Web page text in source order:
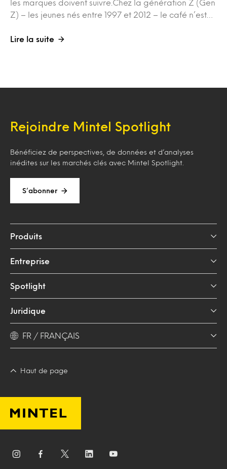
les marques doivent suivre.Chez la génération Z (Gen
Z) – les jeunes nés entre 1997 et 2012 – le café n’est…
Lire la suite
Rejoindre Mintel Spotlight
Bénéficiez de perspectives, de données et d’analyses
inédites sur les marchés clés avec Mintel Spotlight.
S’abonner
Produits
Entreprise
Spotlight
Juridique
FR / FRANÇAIS
Haut de page